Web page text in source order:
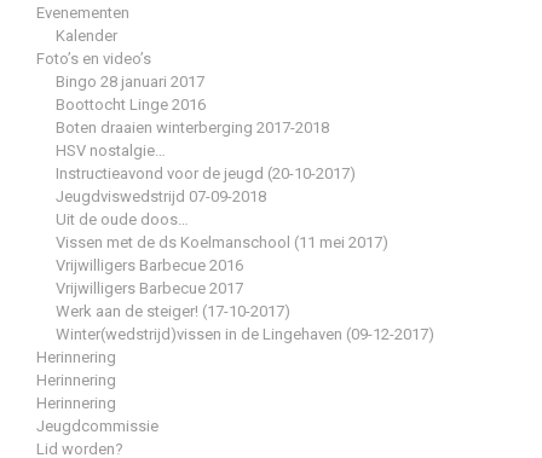
Evenementen
Kalender
Foto’s en video’s
Bingo 28 januari 2017
Boottocht Linge 2016
Boten draaien winterberging 2017-2018
HSV nostalgie…
Instructieavond voor de jeugd (20-10-2017)
Jeugdviswedstrijd 07-09-2018
Uit de oude doos…
Vissen met de ds Koelmanschool (11 mei 2017)
Vrijwilligers Barbecue 2016
Vrijwilligers Barbecue 2017
Werk aan de steiger! (17-10-2017)
Winter(wedstrijd)vissen in de Lingehaven (09-12-2017)
Herinnering
Herinnering
Herinnering
Jeugdcommissie
Lid worden?